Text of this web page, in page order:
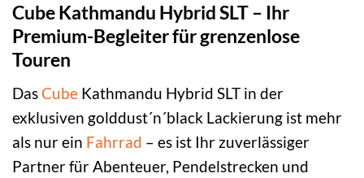
Cube Kathmandu Hybrid SLT – Ihr
Premium-Begleiter für grenzenlose
Touren
DasCube Kathmandu Hybrid SLT in der
exklusiven golddust´n´black Lackierung ist mehr
als nur ein Fahrrad – es ist Ihr zuverlässiger
Partner für Abenteuer, Pendelstrecken und